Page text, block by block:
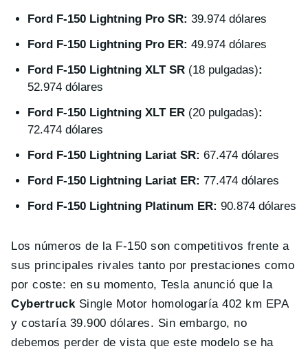
Ford F-150 Lightning Pro SR: 39.974 dólares
Ford F-150 Lightning Pro ER: 49.974 dólares
Ford F-150 Lightning XLT SR (18 pulgadas):
52.974 dólares
Ford F-150 Lightning XLT ER (20 pulgadas):
72.474 dólares
Ford F-150 Lightning Lariat SR: 67.474 dólares
Ford F-150 Lightning Lariat ER: 77.474 dólares
Ford F-150 Lightning Platinum ER: 90.874 dólares
Los números de la F-150 son competitivos frente a
sus principales rivales tanto por prestaciones como
por coste: en su momento, Tesla anunció que la
Cybertruck Single Motor homologaría 402 km EPA
y costaría 39.900 dólares. Sin embargo, no
debemos perder de vista que este modelo se ha